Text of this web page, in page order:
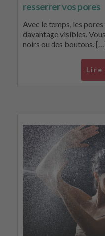
resserrer vos pores
Avec le temps, les
davantage visibles.
noirs ou des boutons.
Lire